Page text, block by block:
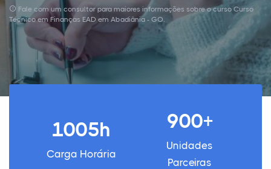
Fale com um consultor para maiores informações sobre o curso Curso
Técnico em Finanças EAD em Abadiânia - GO.
1005h
Carga Horária
900+
Unidades
Parceiras